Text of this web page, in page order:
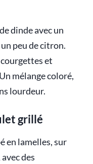
dinde avec un
peu de citron.
et
mélange coloré,
lourdeur.
grillé
en lamelles, sur
des